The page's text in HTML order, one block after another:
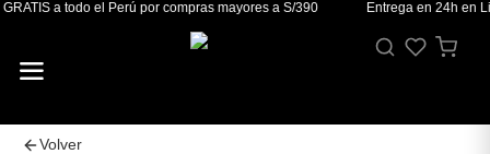
a todo el Perú por compras mayores a S/390 Entrega en 24h en
Volver